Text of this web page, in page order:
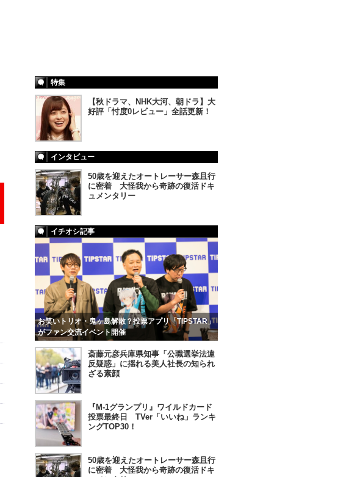
特集
【秋ドラマ、NHK大河、朝ドラ】大
好評「忖度0レビュー」全話更新！
インタビュー
50歳を迎えたオートレーサー森且行
に密着 大怪我から奇跡の復活ドキ
ュメンタリー
イチオシ記事
お笑いトリオ・鬼ヶ島解散？投票アプリ「TIPSTAR」
がファン交流イベント開催
斎藤元彦兵庫県知事「公職選挙法違
反疑惑」に揺れる美人社長の知られ
ざる素顔
『M-1グランプリ』ワイルドカード
投票最終日 TVer「いいね」ランキ
ングTOP30！
50歳を迎えたオートレーサー森且行
に密着 大怪我から奇跡の復活ドキ